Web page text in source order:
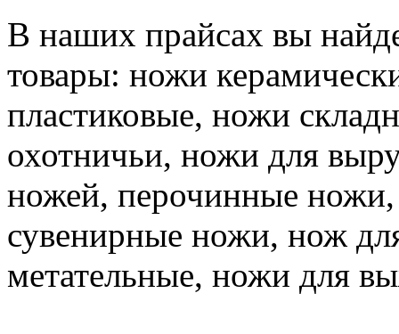
В наших прайсах вы
товары: ножи
пластиковые, ножи
охотничьи, ножи для
ножей, перочинные
сувенирные ножи, нож
метательные, ножи для